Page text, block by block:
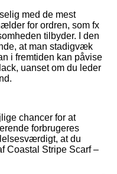
med de mest
for ordren, som fx
tilbyder. I den
at man stadigvæk
i fremtiden kan påvise
uanset om du leder
chancer for at
forbrugeres
at du
Coastal Stripe Scarf –